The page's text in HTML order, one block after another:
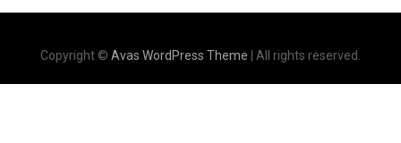
Copyright © Avas WordPress Theme | All rights reserved.